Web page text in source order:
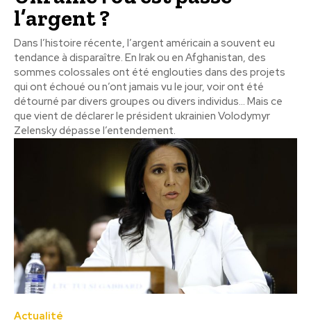
l’argent ?
Dans l’histoire récente, l’argent américain a souvent eu
tendance à disparaître. En Irak ou en Afghanistan, des
sommes colossales ont été englouties dans des projets
qui ont échoué ou n’ont jamais vu le jour, voir ont été
détourné par divers groupes ou divers individus… Mais ce
que vient de déclarer le président ukrainien Volodymyr
Zelensky dépasse l’entendement.
Actualité